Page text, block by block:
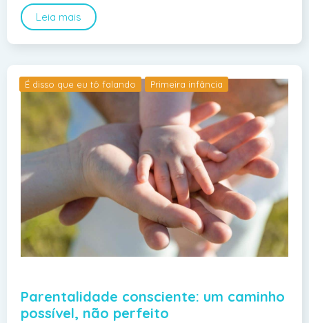
Leia mais
É disso que eu tô falando Primeira infância
Parentalidade consciente: um caminho
possível, não perfeito